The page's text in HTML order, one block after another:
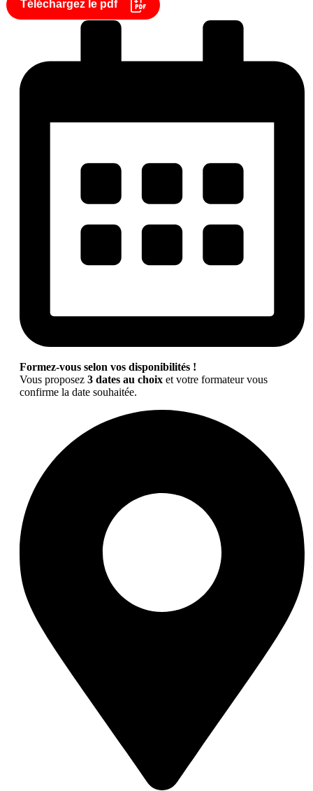
Téléchargez le pdf
Formez-vous selon vos disponibilités !
Vous proposez 3 dates au choix et votre formateur vous
confirme la date souhaitée.